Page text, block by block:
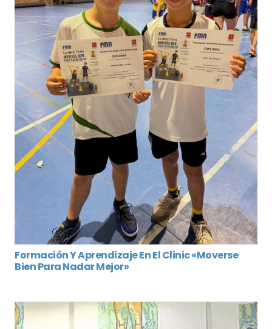
Formación Y Aprendizaje En El Clinic «Moverse
Bien Para Nadar Mejor»